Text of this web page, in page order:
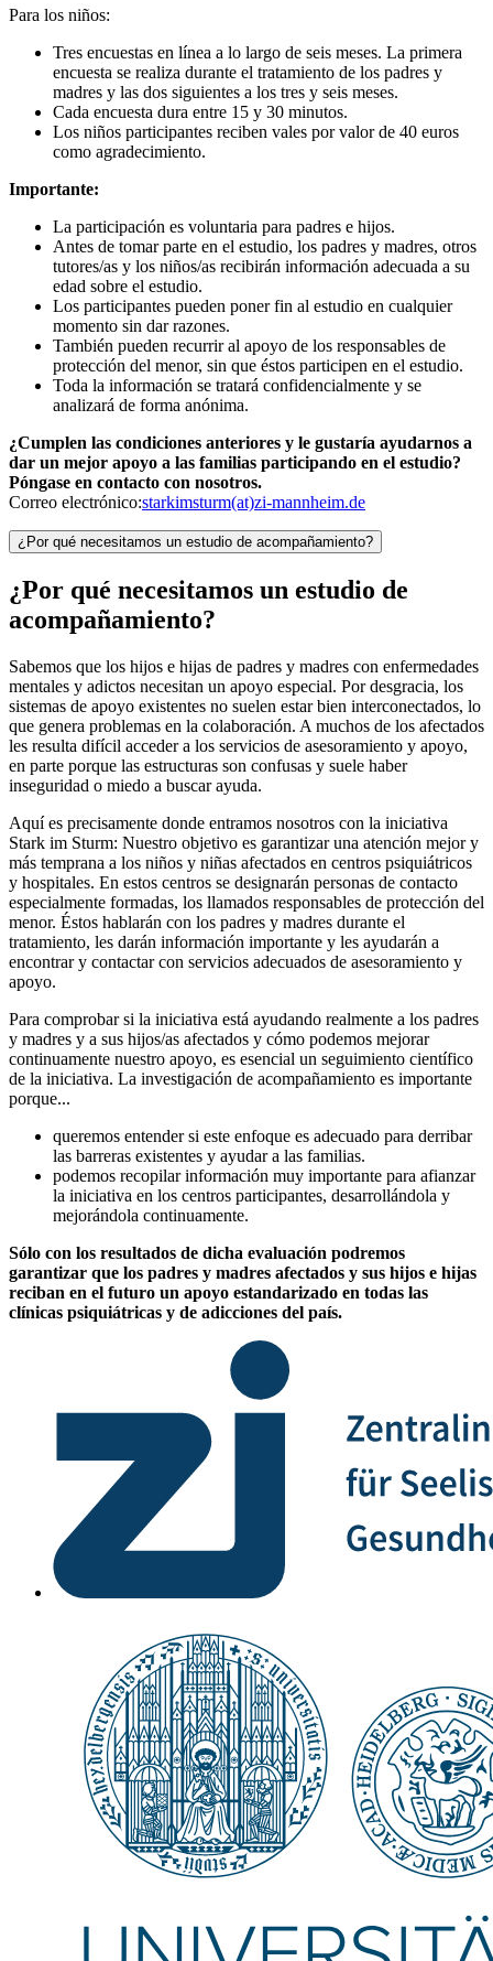
Para los niños:
Tres encuestas en línea a lo largo de seis meses. La primera
encuesta se realiza durante el tratamiento de los padres y
madres y las dos siguientes a los tres y seis meses.
Cada encuesta dura entre 15 y 30 minutos.
Los niños participantes reciben vales por valor de 40 euros
como agradecimiento.
Importante:
La participación es voluntaria para padres e hijos.
Antes de tomar parte en el estudio, los padres y madres, otros
tutores/as y los niños/as recibirán información adecuada a su
edad sobre el estudio.
Los participantes pueden poner fin al estudio en cualquier
momento sin dar razones.
También pueden recurrir al apoyo de los responsables de
protección del menor, sin que éstos participen en el estudio.
Toda la información se tratará confidencialmente y se
analizará de forma anónima.
¿Cumplen las condiciones anteriores y le gustaría ayudarnos a
dar un mejor apoyo a las familias participando en el estudio?
Póngase en contacto con nosotros.
Correo electrónico:starkimsturm(at)zi-mannheim.de
¿Por qué necesitamos un estudio de acompañamiento?
¿Por qué necesitamos un estudio de
acompañamiento?
Sabemos que los hijos e hijas de padres y madres con enfermedades
mentales y adictos necesitan un apoyo especial. Por desgracia, los
sistemas de apoyo existentes no suelen estar bien interconectados, lo
que genera problemas en la colaboración. A muchos de los afectados
les resulta difícil acceder a los servicios de asesoramiento y apoyo,
en parte porque las estructuras son confusas y suele haber
inseguridad o miedo a buscar ayuda.
Aquí es precisamente donde entramos nosotros con la iniciativa
Stark im Sturm: Nuestro objetivo es garantizar una atención mejor y
más temprana a los niños y niñas afectados en centros psiquiátricos
y hospitales. En estos centros se designarán personas de contacto
especialmente formadas, los llamados responsables de protección del
menor. Éstos hablarán con los padres y madres durante el
tratamiento, les darán información importante y les ayudarán a
encontrar y contactar con servicios adecuados de asesoramiento y
apoyo.
Para comprobar si la iniciativa está ayudando realmente a los padres
y madres y a sus hijos/as afectados y cómo podemos mejorar
continuamente nuestro apoyo, es esencial un seguimiento científico
de la iniciativa. La investigación de acompañamiento es importante
porque...
queremos entender si este enfoque es adecuado para derribar
las barreras existentes y ayudar a las familias.
podemos recopilar información muy importante para afianzar
la iniciativa en los centros participantes, desarrollándola y
mejorándola continuamente.
Sólo con los resultados de dicha evaluación podremos
garantizar que los padres y madres afectados y sus hijos e hijas
reciban en el futuro un apoyo estandarizado en todas las
clínicas psiquiátricas y de adicciones del país.